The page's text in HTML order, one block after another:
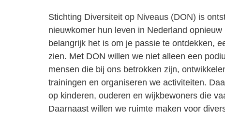
Stichting Diversiteit op Niveaus (DON) is
nieuwkomer hun leven in Nederland
belangrijk het is om je passie te ontdekken,
zien. Met DON willen we niet alleen een
mensen die bij ons betrokken zijn,
trainingen en organiseren we activiteiten.
op kinderen, ouderen en wijkbewoners die
Daarnaast willen we ruimte maken voor